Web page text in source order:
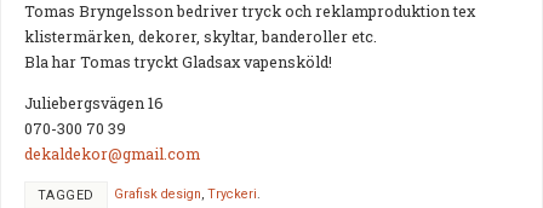
Tomas Bryngelsson bedriver tryck och reklamproduktion tex
klistermärken, dekorer, skyltar, banderoller etc.
Bla har Tomas tryckt Gladsax vapensköld!
Juliebergsvägen 16
070-300 70 39
dekaldekor@gmail.com
TAGGED Grafisk design, Tryckeri.